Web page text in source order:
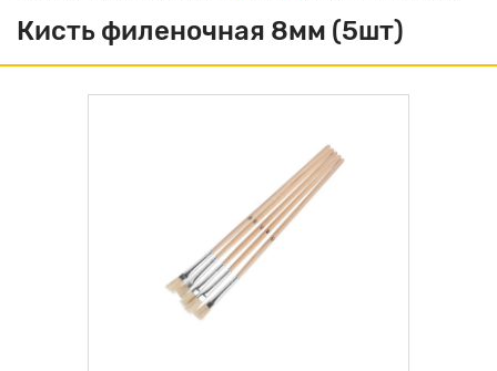
Кисть филеночная 8мм (5шт)